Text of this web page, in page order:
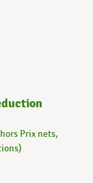
Prix nets,